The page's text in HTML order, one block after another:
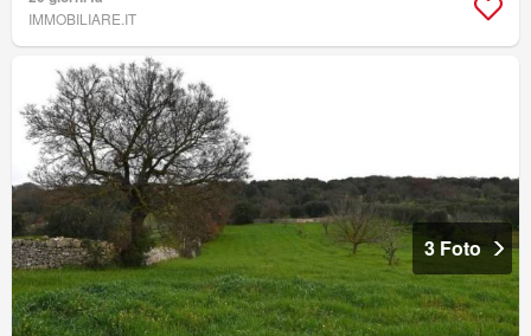
IMMOBILIARE.IT
3 Foto